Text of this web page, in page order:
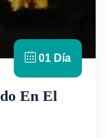
01 Día
En El